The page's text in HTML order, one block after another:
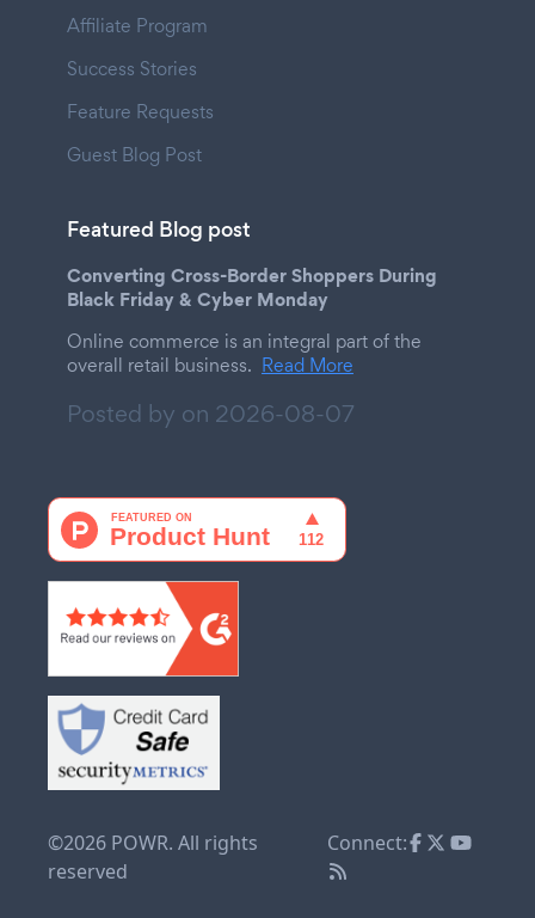
Affiliate Program
Success Stories
Feature Requests
Guest Blog Post
Featured Blog post
Converting Cross-Border Shoppers During
Black Friday & Cyber Monday
Online commerce is an integral part of the
overall retail business. Read More
Posted by on 2026-08-07
©2026 POWR. All rights
reserved
Connect: